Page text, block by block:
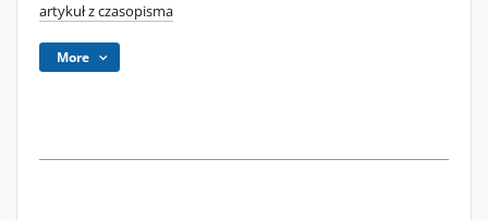
artykuł z czasopisma
More